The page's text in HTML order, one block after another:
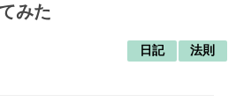
みた
日記 法則